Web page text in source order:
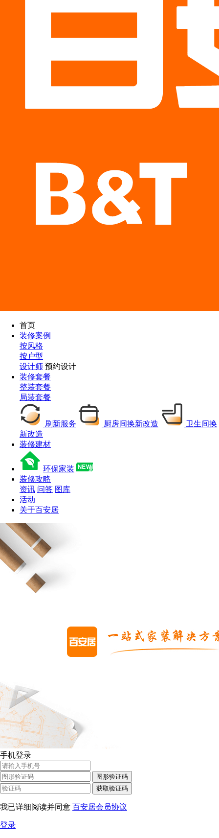
首页
装修案例
按风格
按户型
设计师 预约设计
装修套餐
整装套餐
局装套餐
刷新服务 厨房间换新改造
卫生间换
新改造
装修建材
环保家装
装修攻略
资讯 问答 图库
活动
关于百安居
手机登录
图形验证码
获取验证码
我已详细阅读并同意 百安居会员协议
登录